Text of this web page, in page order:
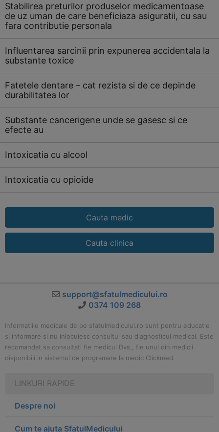
Stabilirea preturilor produselor medicamentoase
de uz uman de care beneficiaza asiguratii, cu sau
fara contributie personala
Influentarea sarcinii prin expunerea accidentala la
substante toxice
Fatetele dentare – cat rezista si de ce depinde
durabilitatea lor
Substante cancerigene unde se gasesc si ce
efecte au
Intoxicatia cu alcool
Intoxicatia cu opioide
Cauta medic
Cauta clinica
support@sfatulmedicului.ro
0374 109 268
Informatiile medicale de pe sfatulmedicului.ro sunt pentru educatie
si informare si nu inlocuiesc consultul sau diagnosticul medical. Este
recomandat sa consultati fie medicul Dvs., fie unul din medicii
disponibili in sistemul de programare la medic Clickmed.
LINKURI RAPIDE
Despre noi
Cum te ajuta SfatulMedicului